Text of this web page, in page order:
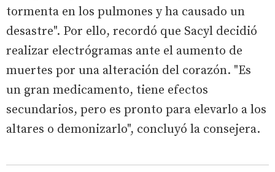
tormenta en los pulmones y ha causado un
desastre". Por ello, recordó que Sacyl decidió
realizar electrógramas ante el aumento de
muertes por una alteración del corazón. "Es
un gran medicamento, tiene efectos
secundarios, pero es pronto para elevarlo a los
altares o demonizarlo", concluyó la consejera.